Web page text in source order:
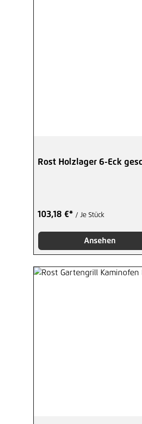
Rost Holzlager 6-Eck
103,18 €* / Je Stück
Ansehen